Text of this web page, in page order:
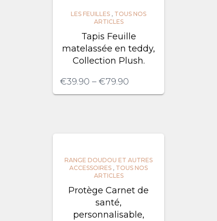
LES FEUILLES , TOUS NOS
ARTICLES
Tapis Feuille
matelassée en teddy,
Collection Plush.
€39.90 – €79.90
RANGE DOUDOU ET AUTRES
ACCESSOIRES , TOUS NOS
ARTICLES
Protège Carnet de
santé,
personnalisable,